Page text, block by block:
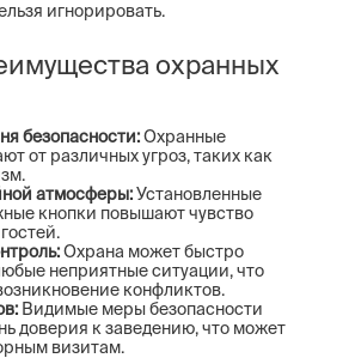
игнорировать.
охранных
безопасности:Охранные
от различных угроз, таких как
атмосферы:Установленные
кнопки повышают чувство
Охрана может быстро
неприятные ситуации, что
конфликтов.
Видимые меры безопасности
доверия к заведению, что может
визитам.